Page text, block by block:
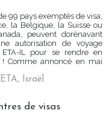
99 pays exemptés de visa,
la Belgique, la Suisse ou
peuvent dorénavant
autorisation de voyage
IL pour se rendre en
Comme annoncé en mai
ETA, Israël
de visas